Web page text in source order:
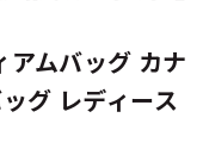
ムバッグ カナ
グ レディース